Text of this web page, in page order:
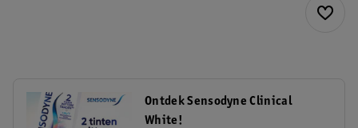
Ontdek Sensodyne Clinical
White!